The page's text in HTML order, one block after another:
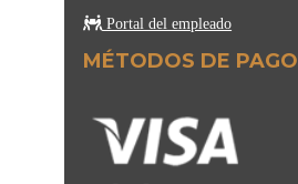
Portal del empleado
MÉTODOS DE PAGO